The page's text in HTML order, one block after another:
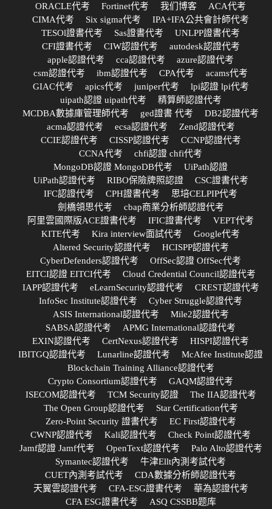
ORACLE代考
Fortinet代考 我们博客
ACA代考
CIMA代考
Six sigma代考
IPA+IFA公共會計師代考
TESOl證書代考
Sas證書代考
UNLPP證書代考
CFI證書代考
CIW認證代考
autodesk認證代考
apple認證代考
cca認證代考
azure認證代考
csm認證代考
ibm認證代考 CPA代考
acams代考
GIAC代考
apics代考 juniper代考
lpi認證 lpi代考
uipath認證 uipath代考
精算師認證代考
MCDBA數據庫管理師代考
ged證書 代考
DB2認證代考
acma認證代考
ecsa認證代考
Zend認證代考
CCIE認證代考
CISSP認證代考
CCNP認證代考
CCNA代考
chfi認證 chfi代考
MongoDB認證 MongoDB代考
UiPath認證
UiPath認證代考
RIBO保險牌照認證
CSC證書代考
IFC認證代考
CPH證書代考
思培CELPIP代考
劍橋領思代考
cbap商業分析師認證代考
阿里雲國際版ACE證書代考
IFIC證書代考
VEPT代考
KITE代考
Kira interview面試代考
Google代考
Altered Security認證代考
HCISPP認證代考
CyberDefenders認證代考
OffSec認證 OffSec代考
EITCI認證 EITCI代考
Cloud Credential Council認證代考
IAPP認證代考
eLearnSecurity認證代考
CREST認證代考
InfoSec Institute認證代考
Cyber Struggle認證代考
ASIS International認證代考
Mile2認證代考
SABSA認證代考
APMG International認證代考
EXIN認證代考
CertNexus認證代考
HISPI認證代考
IBITGQ認證代考
Lunarline認證代考
McAfee Institute認證
Blockchain Training Alliance認證代考
Crypto Consortium認證代考
GAQM認證代考
ISECOM認證代考
TCM Security認證
The IIA認證代考
The Open Group認證代考
Star Certification代考
Zero-Point Security 證書代考
EC First認證代考
CWNP認證代考
Kali認證代考
Check Point認證代考
Jamf認證 Jamf代考
OpenText認證代考
Palo Alto認證代考
Symantec認證代考
牛津Ellt內測考試代考
CUET內測考試代考
CDA數據分析師認證代考
天翼雲認證代考
CFA-ESG證書代考
華為認證代考
CFA ESG證書代考
ASQ CSSBB题库